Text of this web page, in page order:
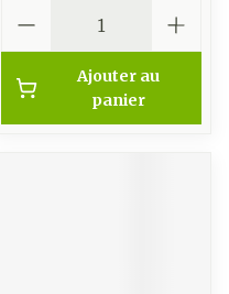
Ajouter au
panier